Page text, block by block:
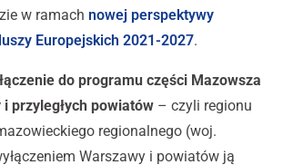
w ramach nowej perspektywy
Europejskich 2021-2027.
do programu części Mazowsza
przyległych powiatów – czyli regionu
regionalnego (woj.
Warszawy i powiatów ją